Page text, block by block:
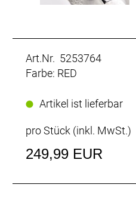
Art.Nr. 5253764
Farbe: RED
Artikel ist lieferbar
pro Stück (inkl. MwSt.)
249,99 EUR